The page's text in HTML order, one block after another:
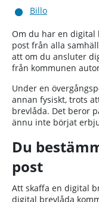
Billo
Om du har en digital
post från alla
att om du ansluter
från kommunen
Under en
annan fysiskt, trots
brevlåda. Det beror
ännu inte börjat
Du
post
Att skaffa en digital
digital brevlåda